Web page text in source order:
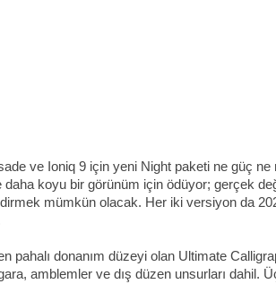
ve Ioniq 9 için yeni Night paketi ne güç
daha koyu bir görünüm için ödüyor; gerçek
mümkün olacak. Her iki versiyon da
pahalı donanım düzeyi olan Ultimate
amblemler ve dış düzen unsurları dahil.